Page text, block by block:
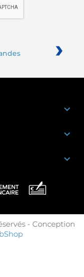
›



- Conception